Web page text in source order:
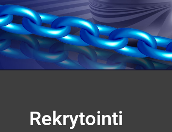
Rekrytointi